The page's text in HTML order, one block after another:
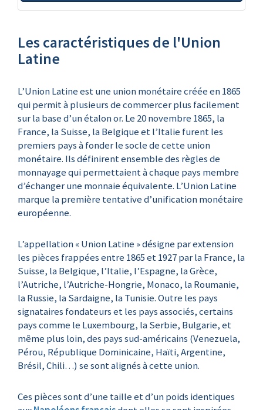
Les caractéristiques de l'Union
Latine
L’Union Latine est une union monétaire créée en 1865
qui permit à plusieurs de commercer plus facilement
sur la base d’un étalon or. Le 20 novembre 1865, la
France, la Suisse, la Belgique et l’Italie furent les
premiers pays à fonder le socle de cette union
monétaire. Ils définirent ensemble des règles de
monnayage qui permettaient à chaque pays membre
d’échanger une monnaie équivalente. L’Union Latine
marque la première tentative d’unification monétaire
européenne.
L’appellation « Union Latine » désigne par extension
les pièces frappées entre 1865 et 1927 par la France, la
Suisse, la Belgique, l’Italie, l’Espagne, la Grèce,
l’Autriche, l’Autriche-Hongrie, Monaco, la Roumanie,
la Russie, la Sardaigne, la Tunisie. Outre les pays
signataires fondateurs et les pays associés, certains
pays comme le Luxembourg, la Serbie, Bulgarie, et
même plus loin, des pays sud-américains (Venezuela,
Pérou, République Dominicaine, Haïti, Argentine,
Brésil, Chili…) se sont alignés à cette union.
Ces pièces sont d’une taille et d’un poids identiques